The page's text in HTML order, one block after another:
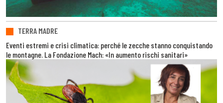
TERRA MADRE
Eventi estremi e crisi climatica: perché le zecche stanno conquistando
le montagne. La Fondazione Mach: «In aumento rischi sanitari»